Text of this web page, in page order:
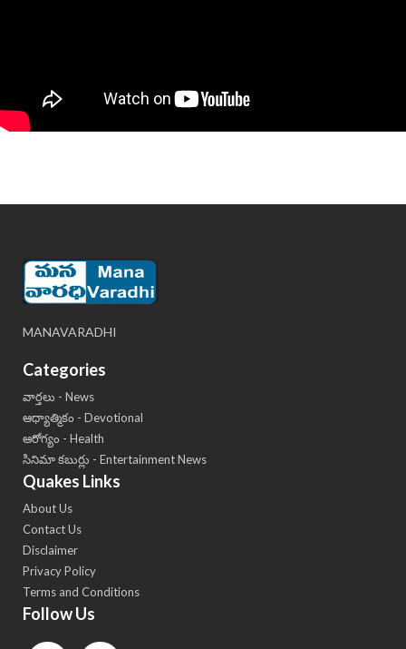
MANAVARADHI
Categories
వార్తలు - News
ఆధ్యాత్మికం - Devotional
ఆరోగ్యం - Health
సినిమా కబుర్లు - Entertainment News
Quakes Links
About Us
Contact Us
Disclaimer
Privacy Policy
Terms and Conditions
Follow Us